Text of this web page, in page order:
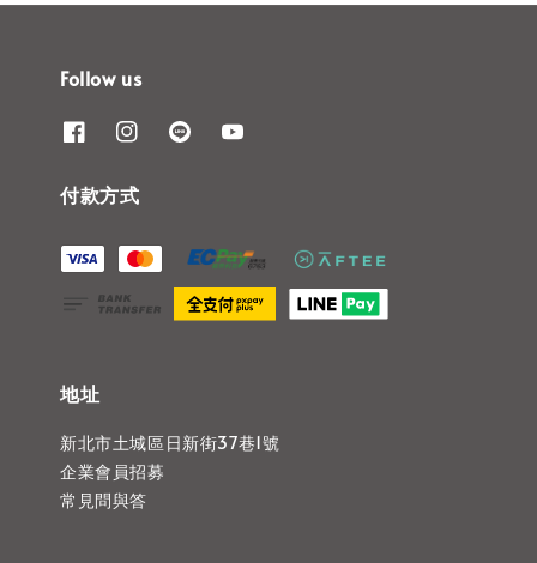
Follow us
付款方式
地址
新北市土城區日新街37巷1號
企業會員招募
常見問與答